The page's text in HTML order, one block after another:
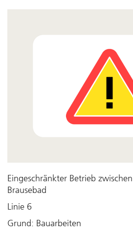
Eingeschränkter Betrieb
Brausebad
Linie 6
Grund: Bauarbeiten